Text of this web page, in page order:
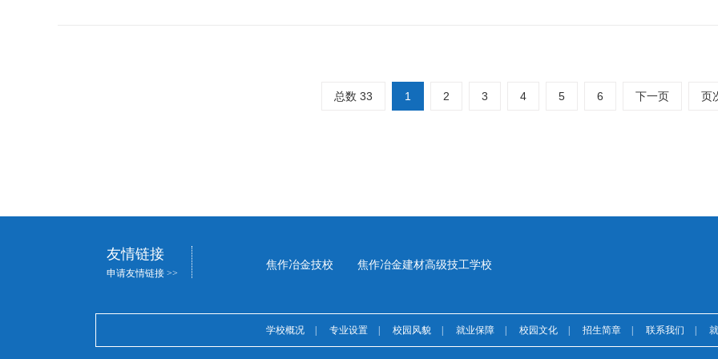
总数 33 1 2 3 4 5 6 下一页 页
友情链接
申请友情链接 >>
焦作冶金技校 焦作冶金建材高级技工学校
学校概况 专业设置 校园风貌 就业保障 校园文化 招生简章 联系我们